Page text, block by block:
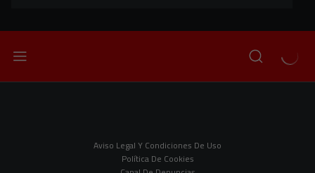
Aviso Legal Y Condiciones De Uso
Política De Cookies